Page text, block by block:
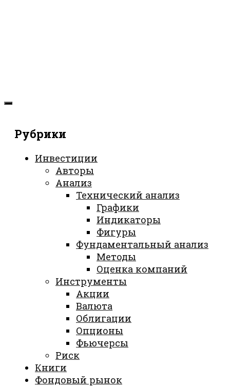
Рубрики
Инвестиции
Авторы
Анализ
Технический анализ
Графики
Индикаторы
Фигуры
Фундаментальный анализ
Методы
Оценка компаний
Инструменты
Акции
Валюта
Облигации
Опционы
Фьючерсы
Риск
Книги
Фондовый рынок